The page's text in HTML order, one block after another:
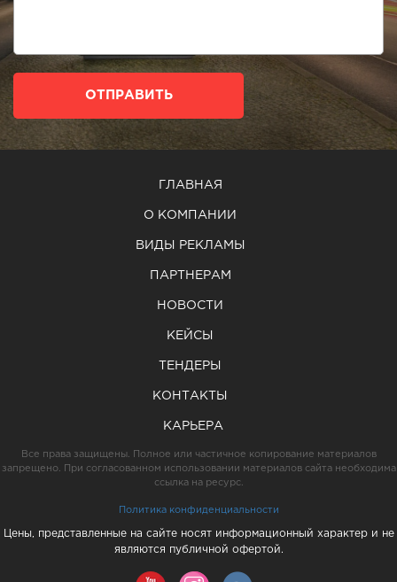
ОТПРАВИТЬ
ГЛАВНАЯ
О КОМПАНИИ
ВИДЫ РЕКЛАМЫ
ПАРТНЕРАМ
НОВОСТИ
КЕЙСЫ
ТЕНДЕРЫ
КОНТАКТЫ
КАРЬЕРА
Все права защищены. Полное или частичное копирование материалов
запрещено. При согласованном использовании материалов сайта необходима
ссылка на ресурс.
Политика конфиденциальности
Цены, представленные на сайте носят информационный характер и не
являются публичной офертой.